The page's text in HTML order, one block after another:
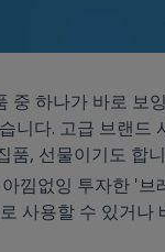
하나가 바로
다. 고급 브랜
품, 선물이기도 합
낌없잉 투자한 '
용할 수 있거